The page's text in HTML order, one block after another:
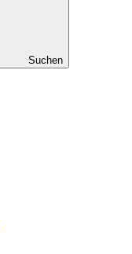
Suchen